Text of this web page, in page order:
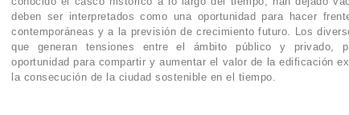
deben ser interpretados como una oportunidad para hacer
contemporáneas y a la previsión de crecimiento futuro. Los
que generan tensiones entre el ámbito público y privado,
oportunidad para compartir y aumentar el valor de la edificación
la consecución de la ciudad sostenible en el tiempo.